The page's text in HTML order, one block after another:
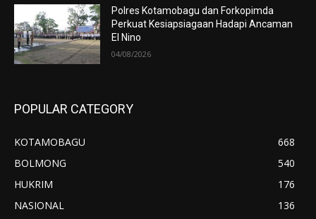
Polres Kotamobagu dan Forkopimda
Perkuat Kesiapsiagaan Hadapi Ancaman
El Nino
04/08/2026
POPULAR CATEGORY
KOTAMOBAGU
668
BOLMONG
540
HUKRIM
176
NASIONAL
136